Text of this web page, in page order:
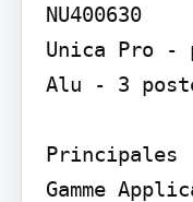
NU400630
Unica Pro
Alu - 3
Principales
Gamme